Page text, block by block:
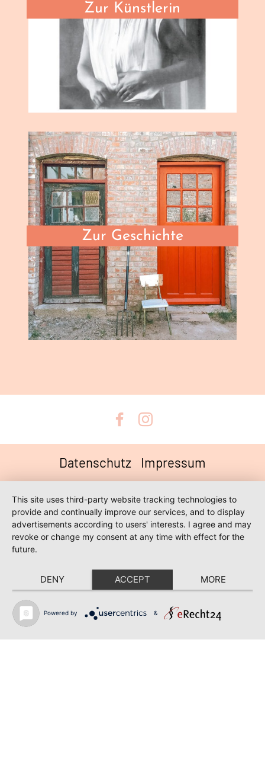
Zur Künstlerin
Zur Geschichte
Datenschutz Impressum
This site uses third-party website tracking technologies to
provide and continually improve our services, and to display
advertisements according to users' interests. I agree and may
revoke or change my consent at any time with effect for the
future.
DENY ACCEPT MORE
Powered by &